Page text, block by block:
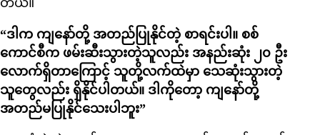
တယ်။
“ဒါက ကျနော်တို့ အတည်ပြုနိုင်တဲ့ စာရင်းပါ။ စစ်
ကောင်စီက ဖမ်းဆီးသွားတဲ့သူလည်း အနည်းဆုံး ၂၀ ဦး
လောက်ရှိတာကြောင့် သူတို့လက်ထဲမှာ သေဆုံးသွားတဲ့
သူတွေလည်း ရှိနိုင်ပါတယ်။ ဒါကိုတော့ ကျနော်တို့
အတည်မပြုနိုင်သေးပါဘူး”